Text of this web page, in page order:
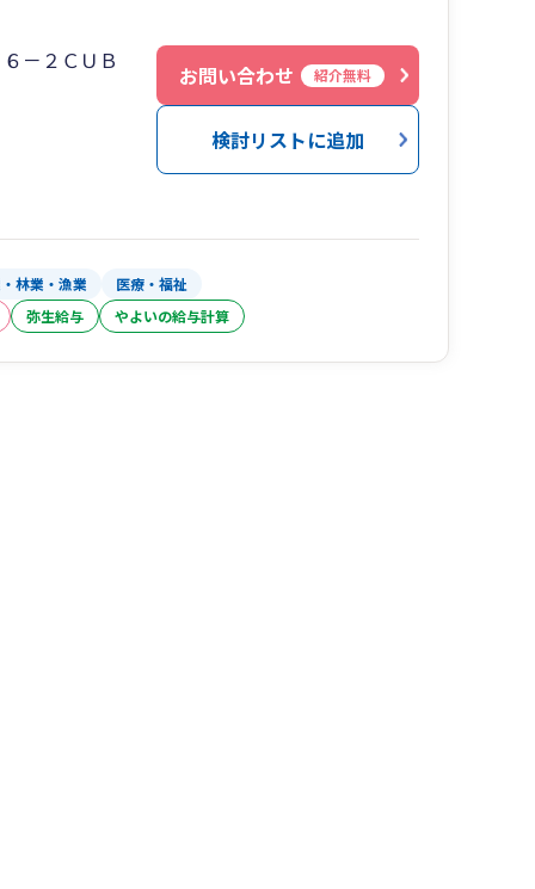
－２ＣＵＢ
お問い合わせ 紹介無料
検討リストに追加
林業・漁業 医療・福祉
弥生給与 やよいの給与計算